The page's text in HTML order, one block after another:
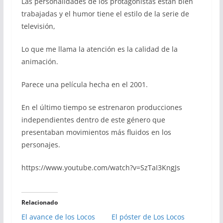
trabajadas y el humor tiene el estilo de la serie de
televisión,
Lo que me llama la atención es la calidad de la
animación.
Parece una película hecha en el 2001.
En el último tiempo se estrenaron producciones
independientes dentro de este género que
presentaban movimientos más fluidos en los
personajes.
https://www.youtube.com/watch?v=SzTaI3KngJs
Relacionado
El avance de los Locos
El póster de Los Locos